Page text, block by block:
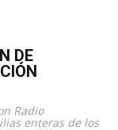
DE
Radio
enteras de los